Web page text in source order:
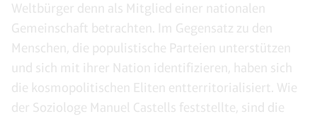
Weltbürger denn als Mitglied einer nationalen
Gemeinschaft betrachten. Im Gegensatz zu den
Menschen, die populistische Parteien unterstützen
und sich mit ihrer Nation identifizieren, haben sich
die kosmopolitischen Eliten entterritorialisiert. Wie
der Soziologe Manuel Castells feststellte, sind die